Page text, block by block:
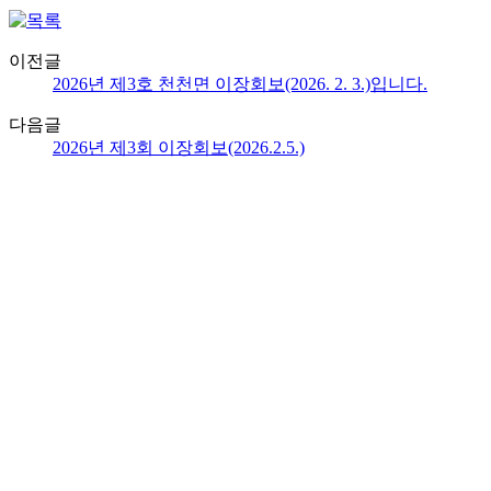
이전글
2026년 제3호 천천면 이장회보(2026. 2. 3.)입니다.​
다음글
2026년 제3회 이장회보(2026.2.5.)